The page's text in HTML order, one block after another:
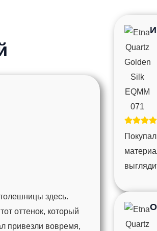
здесь.
оттенок, который
привезли вовремя,